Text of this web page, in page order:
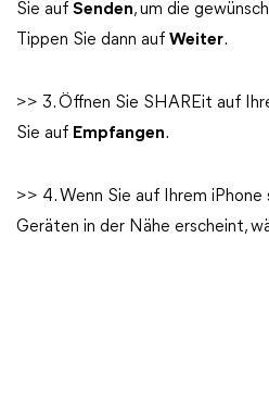
Sie auf Senden, um die
Tippen Sie dann auf Weiter.
>> 3. Öffnen Sie SHAREit auf
Sie auf Empfangen.
>> 4. Wenn Sie auf Ihrem iPhone
Geräten in der Nähe erscheint,